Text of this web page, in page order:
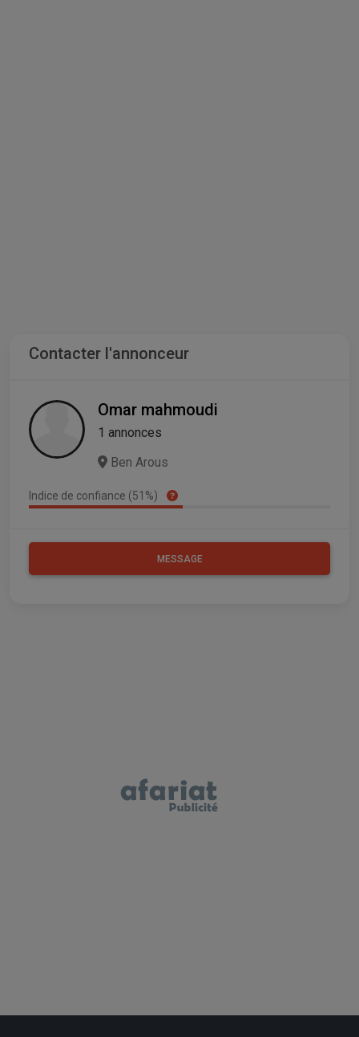
Contacter l'annonceur
Omar mahmoudi
1 annonces
Ben Arous
Indice de confiance (51%)
MESSAGE